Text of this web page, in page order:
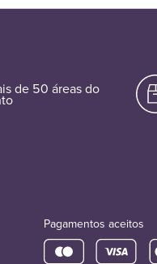
de 50 áreas do
Pagamentos aceitos